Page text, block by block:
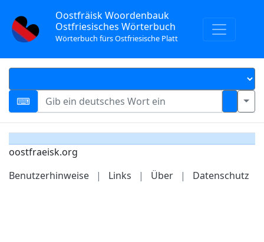
Oostfräisk Woordenbauk
Ostfriesisches Wörterbuch
Wörterbuch fürs Ostfriesische Platt
oostfraeisk.org
Benutzerhinweise
| Links | Über | Datenschutz